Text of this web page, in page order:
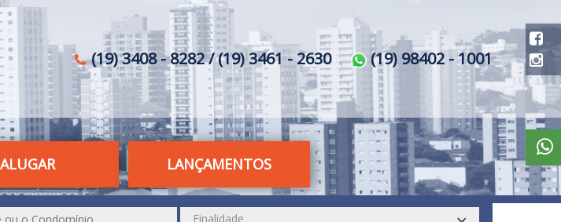
(19) 3408 - 8282 / (19) 3461 - 2630 (19) 98402 - 1001
ALUGAR LANÇAMENTOS